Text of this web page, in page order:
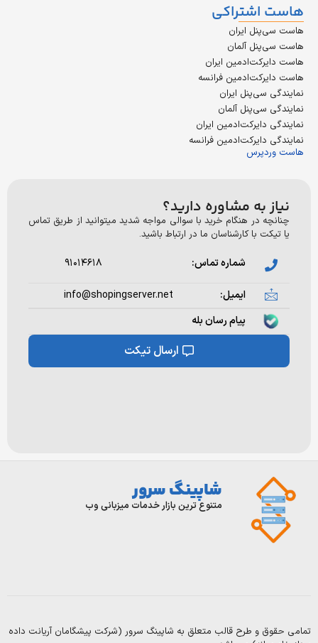
ایران
آلمان
ایران
فرانسه
ایران
سی‌پنل آلمان
دایرکت‌ادمین ایران
دایرکت‌ادمین فرانسه
به مشاوره دارید؟
در هنگام خرید با سوالی مواجه شدید میتوانید از طریق تماس
با کارشناسان ما در ارتباط باشید.
شماره تماس:
ایمیل:
info@shopingserver.net
پیام رسان بله
ارسال تیکت
شاپینگ سرور
متنوع ترین بازار خدمات میزبانی وب
و طرح قالب متعلق به شاپینگ سرور (شرکت پیشگامان آریانت داده